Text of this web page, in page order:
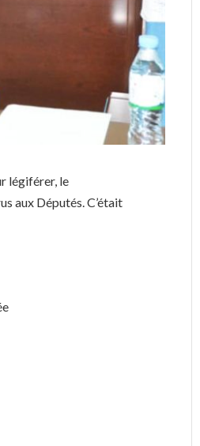
légiférer, le
aux Députés. C’était